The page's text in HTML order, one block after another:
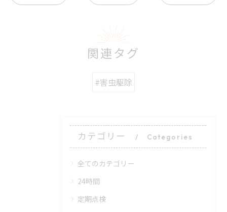
関連タグ
#害虫駆除
カテゴリー Categories
全てのカテゴリー
24時間
定期点検